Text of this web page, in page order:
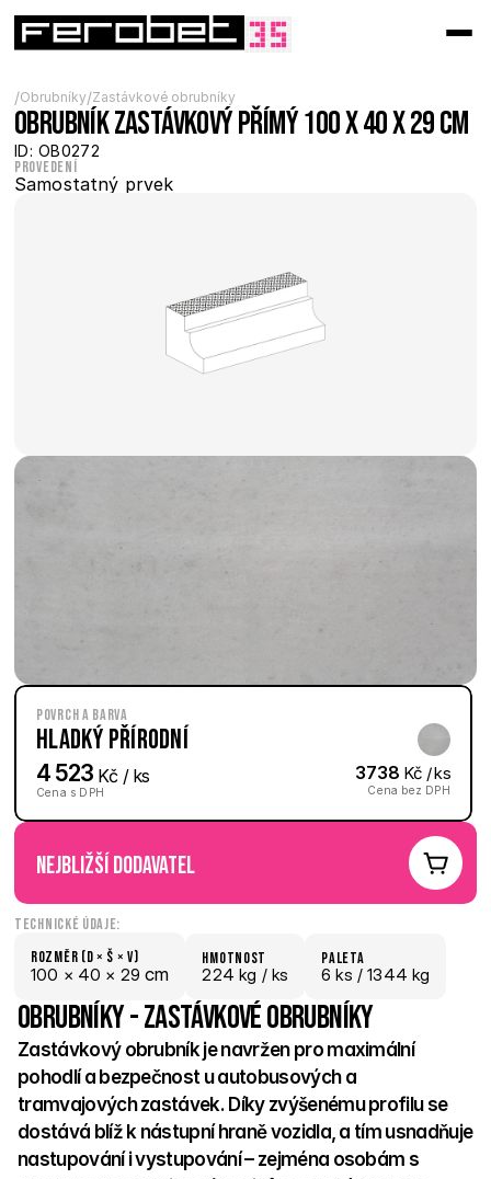
/Obrubníky/Zastávkové obrubníky
Obrubník zastávkový přímý 100 x 40 x 29 cm
ID: OB0272
Provedení
Samostatný prvek
Povrch a barva
Hladký Přírodní
4 523 Kč / ks
Cena s DPH
3738 Kč / ks
Cena bez DPH
nejbližší dodavatel
Technické údaje:
Rozměr (D × š × V)
100 × 40 × 29 cm
hmotnost
224 kg / ks
paletA
6 ks / 1344 kg
Obrubníky - Zastávkové obrubníky
Zastávkový obrubník je navržen pro maximální
pohodlí a bezpečnost u autobusových a
tramvajových zastávek. Díky zvýšenému profilu se
dostává blíž k nástupní hraně vozidla, a tím usnadňuje
nastupování i vystupování – zejména osobám s